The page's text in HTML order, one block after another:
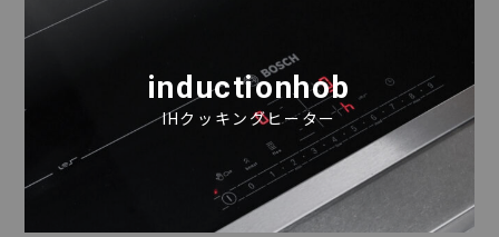
inductionhob
IHクッキングヒーター